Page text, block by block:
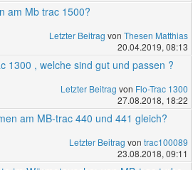
am Mb trac 1500?
Letzter Beitrag von Thesen Matthias
20.04.2019, 08:13
1300 , welche sind gut und passen ?
Letzter Beitrag von Flo-Trac 1300
27.08.2018, 18:22
am MB-trac 440 und 441 gleich?
Letzter Beitrag von trac100089
23.08.2018, 09:11